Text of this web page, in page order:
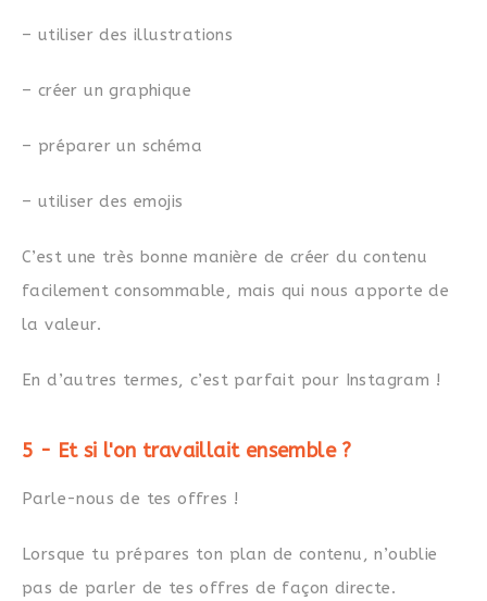
– utiliser des illustrations
– créer un graphique
– préparer un schéma
– utiliser des emojis
C’est une très bonne manière de créer du contenu
facilement consommable, mais qui nous apporte de
la valeur.
En d’autres termes, c’est parfait pour Instagram !
5 - Et si l'on travaillait ensemble ?
Parle-nous de tes offres !
Lorsque tu prépares ton plan de contenu, n’oublie
pas de parler de tes offres de façon directe.